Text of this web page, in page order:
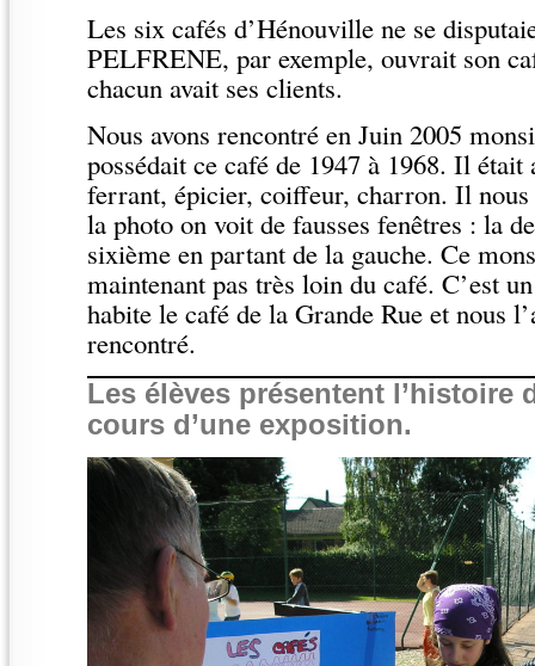
Les six cafés d’Hénouville ne se
PELFRENE, par exemple, ouvrait son
chacun avait ses clients.
Nous avons rencontré en Juin 2005
possédait ce café de 1947 à 1968. Il était
ferrant, épicier, coiffeur, charron. Il nous
la photo on voit de fausses fenêtres : la
sixième en partant de la gauche. Ce
maintenant pas très loin du café. C’est
habite le café de la Grande Rue et nous
rencontré.
Les élèves présentent l’histoire
cours d’une exposition.